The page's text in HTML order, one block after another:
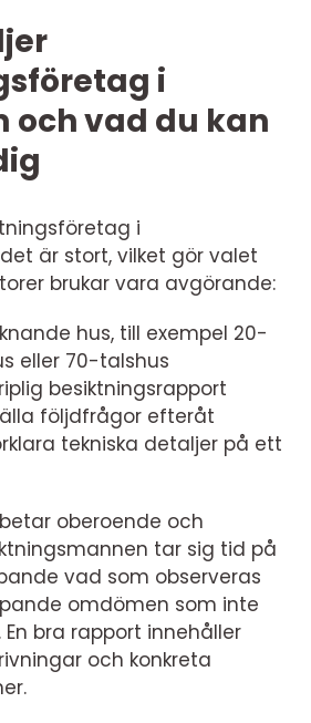
i
och vad du kan
i
är stort, vilket gör valet
brukar vara avgörande:
hus, till exempel 20-
eller 70-talshus
besiktningsrapport
följdfrågor efteråt
tekniska detaljer på ett
oberoende och
tar sig tid på
vad som observeras
omdömen som inte
bra rapport innehåller
och konkreta